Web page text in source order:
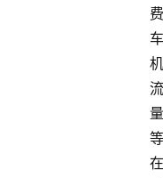
费
车
机
流
量
等
在